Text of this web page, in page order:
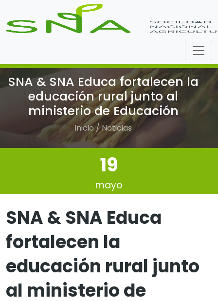
SNA & SNA Educa fortalecen la
educación rural junto al
ministerio de Educación
Inicio / Noticias
19
mayo
SNA & SNA Educa
fortalecen la
educación rural junto
al ministerio de